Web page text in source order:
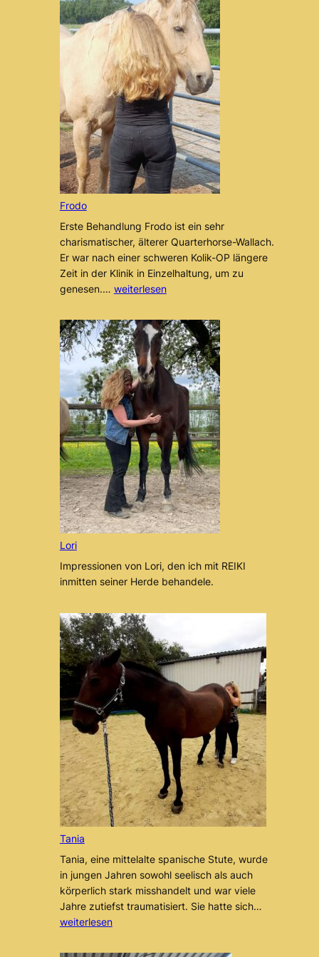
Frodo
Erste Behandlung Frodo ist ein sehr
charismatischer, älterer Quarterhorse-Wallach.
Er war nach einer schweren Kolik-OP längere
Zeit in der Klinik in Einzelhaltung, um zu
genesen.… Frodo
weiterlesen
Lori
Impressionen von Lori, den ich mit REIKI
inmitten seiner Herde behandele.
Tania
Tania, eine mittelalte spanische Stute, wurde
in jungen Jahren sowohl seelisch als auch
körperlich stark misshandelt und war viele
Jahre zutiefst traumatisiert. Sie hatte sich…
weiterlesen